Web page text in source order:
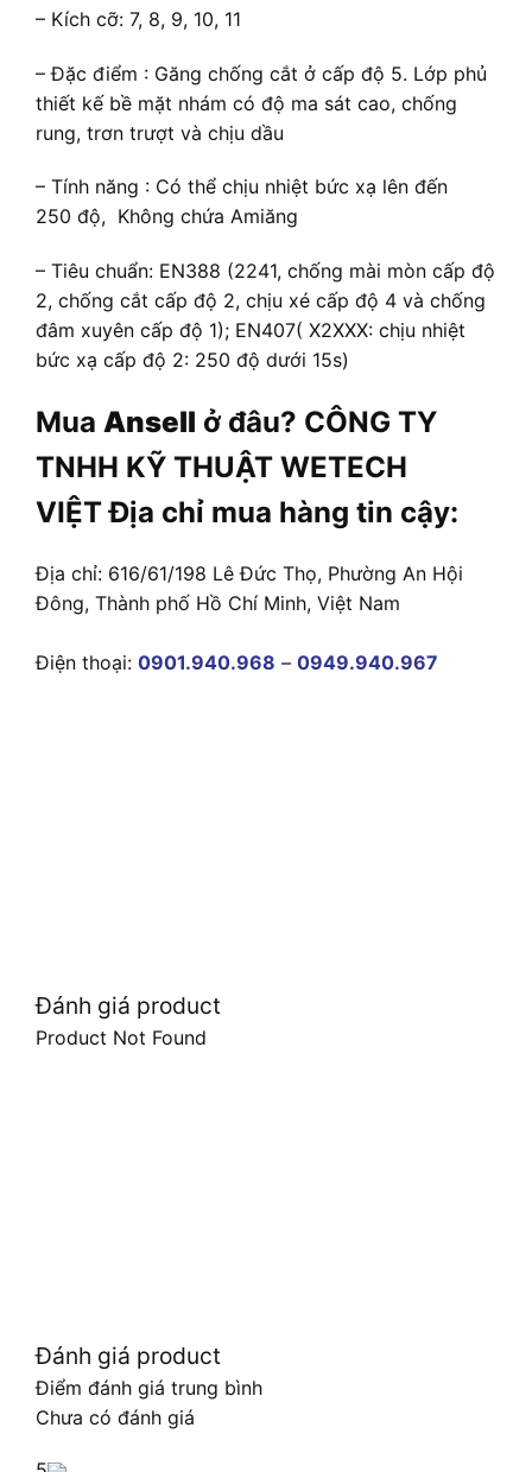
– Kích cỡ: 7, 8, 9, 10, 11
– Đặc điểm : Găng chống cắt ở cấp độ 5. Lớp phủ
thiết kế bề mặt nhám có độ ma sát cao, chống
rung, trơn trượt và chịu dầu
– Tính năng : Có thể chịu nhiệt bức xạ lên đến
250 độ, Không chứa Amiăng
– Tiêu chuẩn: EN388 (2241, chống mài mòn cấp độ
2, chống cắt cấp độ 2, chịu xé cấp độ 4 và chống
đâm xuyên cấp độ 1); EN407( X2XXX: chịu nhiệt
bức xạ cấp độ 2: 250 độ dưới 15s)
Mua Ansell ở đâu? CÔNG TY
TNHH KỸ THUẬT WETECH
VIỆT Địa chỉ mua hàng tin cậy:
Địa chỉ: 616/61/198 Lê Đức Thọ, Phường An Hội
Đông, Thành phố Hồ Chí Minh, Việt Nam
Điện thoại: 0901.940.968 – 0949.940.967
Đánh giá product
Product Not Found
Đánh giá product
Điểm đánh giá trung bình
Chưa có đánh giá